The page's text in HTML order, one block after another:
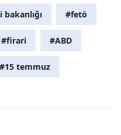
#fetö
#firari #ABD
#15 temmuz